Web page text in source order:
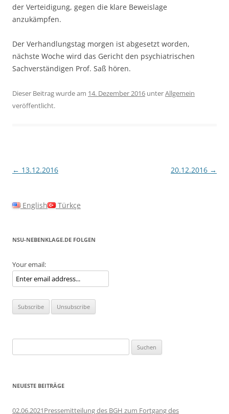
der Verteidigung, gegen die klare Beweislage
anzukämpfen.
Der Verhandlungstag morgen ist abgesetzt worden,
nächste Woche wird das Gericht den psychiatrischen
Sachverständigen Prof. Saß hören.
Dieser Beitrag wurde am 14. Dezember 2016 unterAllgemein
veröffentlicht.
Beitragsnavigation
← 13.12.2016 20.12.2016 →
English Türkçe
NSU-NEBENKLAGE.DE FOLGEN
Your email:
nach:
NEUESTE BEITRÄGE
02.06.2021Pressemitteilung des BGH zum Fortgang des